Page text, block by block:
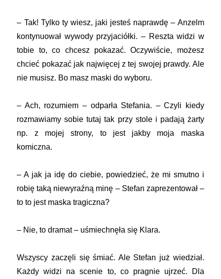
– Tak! Tylko ty wiesz, jaki jesteś naprawdę – Anzelm
kontynuował wywody przyjaciółki. – Reszta widzi w
tobie to, co chcesz pokazać. Oczywiście, możesz
chcieć pokazać jak najwięcej z tej swojej prawdy. Ale
nie musisz. Bo masz maski do wyboru.
– Ach, rozumiem – odparła Stefania. – Czyli kiedy
rozmawiamy sobie tutaj tak przy stole i padają żarty
np. z mojej strony, to jest jakby moja maska
komiczna.
– A jak ja idę do ciebie, powiedzieć, że mi smutno i
robię taką niewyraźną minę – Stefan zaprezentował –
to to jest maska tragiczna?
– Nie, to dramat – uśmiechnęła się Klara.
Wszyscy zaczęli się śmiać. Ale Stefan już wiedział.
Każdy widzi na scenie to, co pragnie ujrzeć. Dla